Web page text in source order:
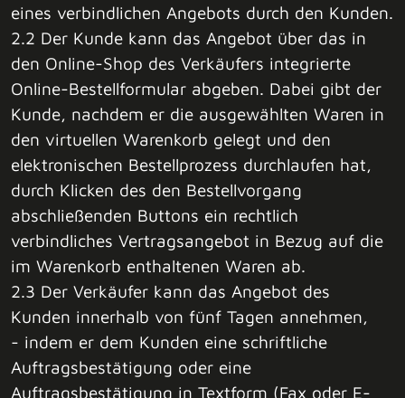
eines verbindlichen Angebots durch den Kunden.
2.2 Der Kunde kann das Angebot über das in
den Online-Shop des Verkäufers integrierte
Online-Bestellformular abgeben. Dabei gibt der
Kunde, nachdem er die ausgewählten Waren in
den virtuellen Warenkorb gelegt und den
elektronischen Bestellprozess durchlaufen hat,
durch Klicken des den Bestellvorgang
abschließenden Buttons ein rechtlich
verbindliches Vertragsangebot in Bezug auf die
im Warenkorb enthaltenen Waren ab.
2.3 Der Verkäufer kann das Angebot des
Kunden innerhalb von fünf Tagen annehmen,
- indem er dem Kunden eine schriftliche
Auftragsbestätigung oder eine
Auftragsbestätigung in Textform (Fax oder E-